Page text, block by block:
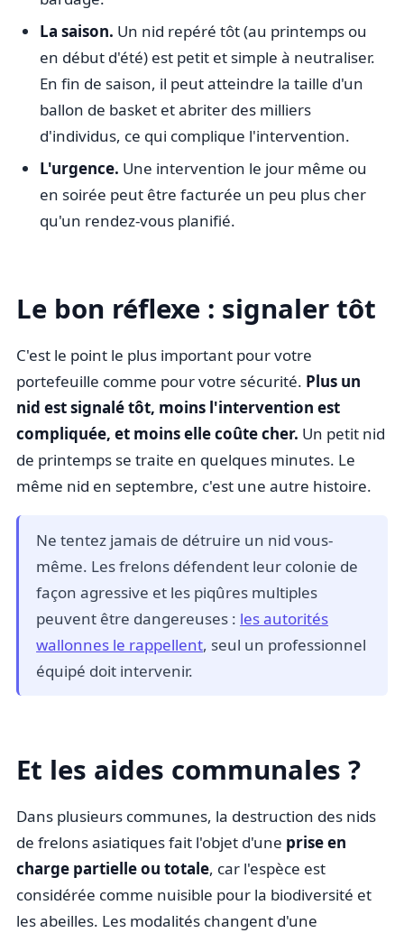
La saison. Un nid repéré tôt (au printemps ou
en début d'été) est petit et simple à neutraliser.
En fin de saison, il peut atteindre la taille d'un
ballon de basket et abriter des milliers
d'individus, ce qui complique l'intervention.
L'urgence. Une intervention le jour même ou
en soirée peut être facturée un peu plus cher
qu'un rendez-vous planifié.
Le bon réflexe : signaler tôt
C'est le point le plus important pour votre
portefeuille comme pour votre sécurité. Plus un
nid est signalé tôt, moins l'intervention est
compliquée, et moins elle coûte cher. Un petit nid
de printemps se traite en quelques minutes. Le
même nid en septembre, c'est une autre histoire.
Ne tentez jamais de détruire un nid vous-
même. Les frelons défendent leur colonie de
façon agressive et les piqûres multiples
peuvent être dangereuses : les autorités
wallonnes le rappellent, seul un professionnel
équipé doit intervenir.
Et les aides communales ?
Dans plusieurs communes, la destruction des nids
de frelons asiatiques fait l'objet d'une prise en
charge partielle ou totale, car l'espèce est
considérée comme nuisible pour la biodiversité et
les abeilles. Les modalités changent d'une